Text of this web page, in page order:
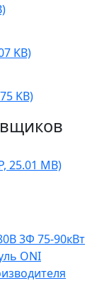
KB)
KB)
25.01 MB)